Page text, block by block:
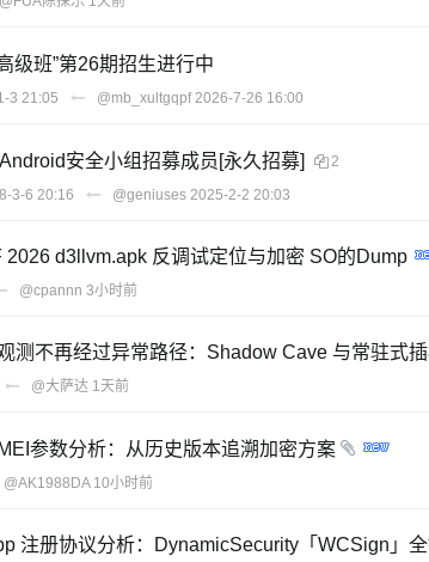
级班”第26期招生进行中
3 21:05 @mb_xultgqpf 2026-7-26 16:00
安全小组招募成员[永久招募]
2
3-6 20:16 @geniuses 2025-2-2 20:03
2026 d3llvm.apk 反调试定位与加密 SO的Dump
@cpannn 3小时前
测不再经过异常路径：Shadow Cave 与常驻式
@大萨达 1天前
参数分析：从历史版本追溯加密方案
@AK1988DA 10小时前
注册协议分析：DynamicSecurity「WCSign」